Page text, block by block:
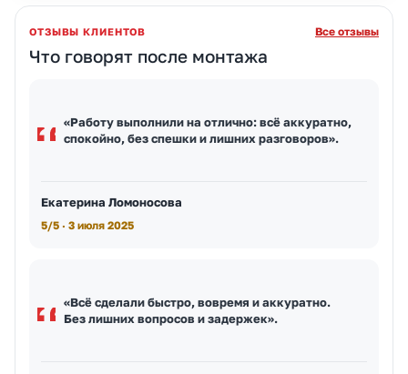
ОТЗЫВЫ КЛИЕНТОВ
Что говорят после монтажа
Все отзывы
«Работу выполнили на отлично: всё аккуратно,
спокойно, без спешки и лишних разговоров».
Екатерина Ломоносова
5/5 · 3 июля 2025
«Всё сделали быстро, вовремя и аккуратно.
Без лишних вопросов и задержек».